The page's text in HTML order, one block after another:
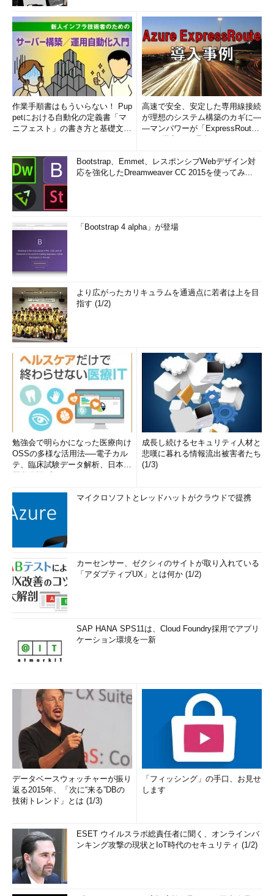
作業手順書はもういらない！ Pup
petにおける自動化の定義書「マ
ニフェスト」の書き方と基礎文法
高速で安全、安定した専用線接続
が理想のシステム構築のカギに―
―マンパワーが「ExpressRout
Bootstrap、Emmet、レスポンシブWebデザイン対
応を強化したDreamweaver CC 2015を使ってみ...
「Bootstrap 4 alpha」が登場
より広がったカリキュラムを通過点に若者は上を目
指す (1/2)
勉強会で明らかになった医療向け
OSSの多様な活用法──電子カル
テ、臨床試験データ解析、日本語
成長し続けるセキュリティ人材と
悲嘆に暮れる情報流出被害者たち
(1/3)
マイクロソフトとレッドハットがクラウドで提携
カーセンサー、ゼクシィのサイトが取り入れている
「アダプティブUX」とは何か (1/2)
SAP HANA SPS11は、Cloud Foundry採用でアプリ
ケーション環境を一新
データベースウォッチャーが振り
返る2015年、「次に“来る”DBの
技術トレンド」とは (1/3)
「フィッシング」の手口、お見せ
します
ESET ウイルスラボ総責任者に聞く、オンラインバ
ンキング攻撃の現状とIoT時代のセキュリティ (1/2)